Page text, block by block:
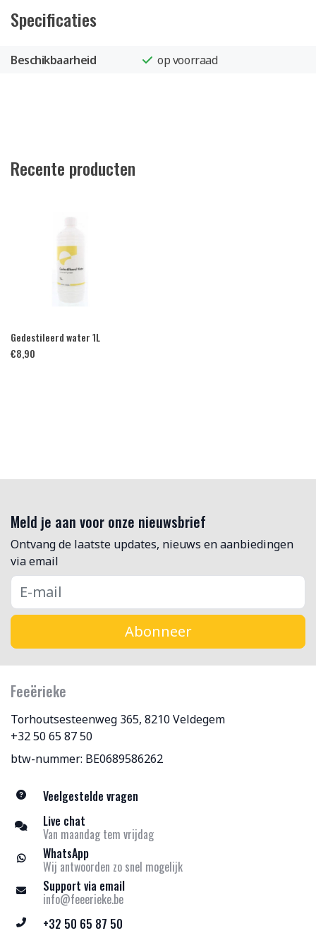
Specificaties
Beschikbaarheid op voorraad
Recente producten
Gedestileerd water 1L
€8,90
Meld je aan voor onze nieuwsbrief
Ontvang de laatste updates, nieuws en aanbiedingen
via email
Abonneer
Feeërieke
Torhoutsesteenweg 365, 8210 Veldegem
+32 50 65 87 50
btw-nummer: BE0689586262
Veelgestelde vragen
Live chat
Van maandag tem vrijdag
WhatsApp
Wij antwoorden zo snel mogelijk
Support via email
info@feeerieke.be
+32 50 65 87 50